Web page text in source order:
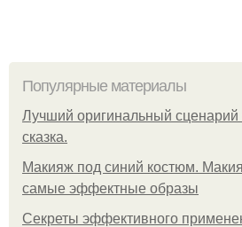
Популярные материалы
Лучший оригинальный сценарий
сказка.
Макияж под синий костюм.
самые эффектные образы
Секреты эффективного